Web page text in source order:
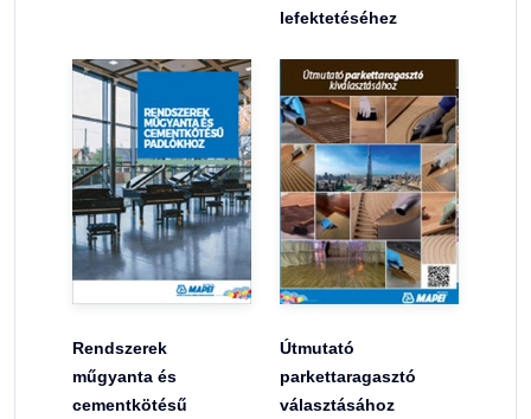
lefektetéséhez
Rendszerek
műgyanta és
cementkötésű
Útmutató
parkettaragasztó
választásához